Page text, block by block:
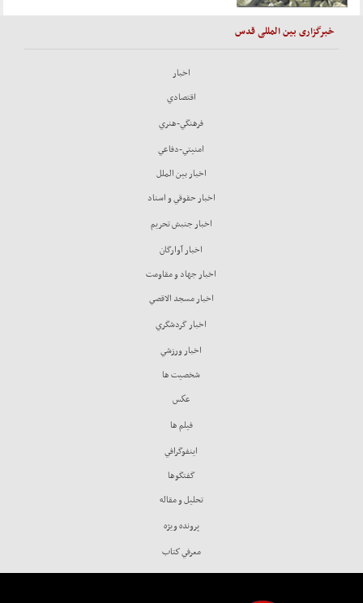
خبرگزاری بین المللی قدس
اخبار
اقتصادي
فرهنگي-هنري
امنيتي-دفاعي
اخبار بين الملل
اخبار حقوقي و اسناد
اخبار جنبش تحريم
اخبار آوارگان
اخبار جهاد و مقاومت
اخبار مسجد الاقصي
اخبار گردشگري
اخبار ورزشي
شخصيت ها
عكس
فيلم ها
اينفوگرافي
گفتگوها
تحليل و مقاله
پرونده ويژه
معرفي كتاب